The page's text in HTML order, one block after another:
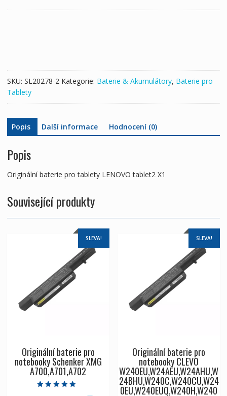
SKU: SL20278-2 Kategorie: Baterie & Akumulátory, Baterie pro
Tablety
Popis Další informace Hodnocení (0)
Popis
Originální baterie pro tablety LENOVO tablet2 X1
Související produkty
SLEVA!
Originální baterie pro
notebooky Schenker XMG
A700,A701,A702
SLEVA!
Originální baterie pro
notebooky CLEVO
W240EU,W24AEU,W24AHU,W
24BHU,W240C,W240CU,W24
0EU,W240EUQ,W240H,W240